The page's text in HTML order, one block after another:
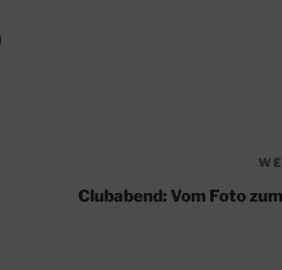
Clubabend: Vom Foto